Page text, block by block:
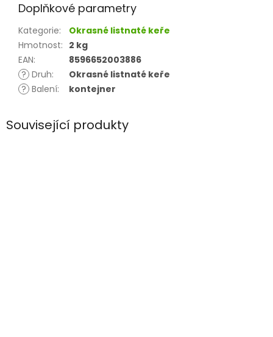
Doplňkové parametry
Kategorie:
Okrasné listnaté keře
Hmotnost: 2 kg
EAN:
8596652003886
? Druh:
Okrasné listnaté keře
? Balení: kontejner
Související produkty